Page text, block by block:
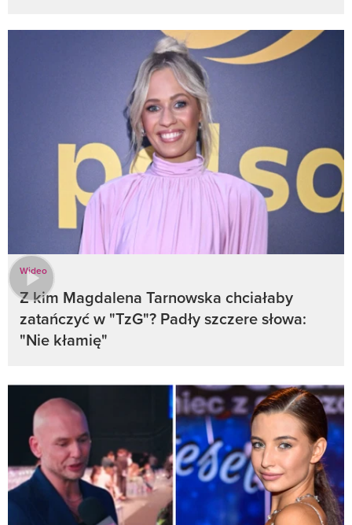
Wideo
Z kim Magdalena Tarnowska chciałaby
zatańczyć w "TzG"? Padły szczere słowa:
"Nie kłamię"